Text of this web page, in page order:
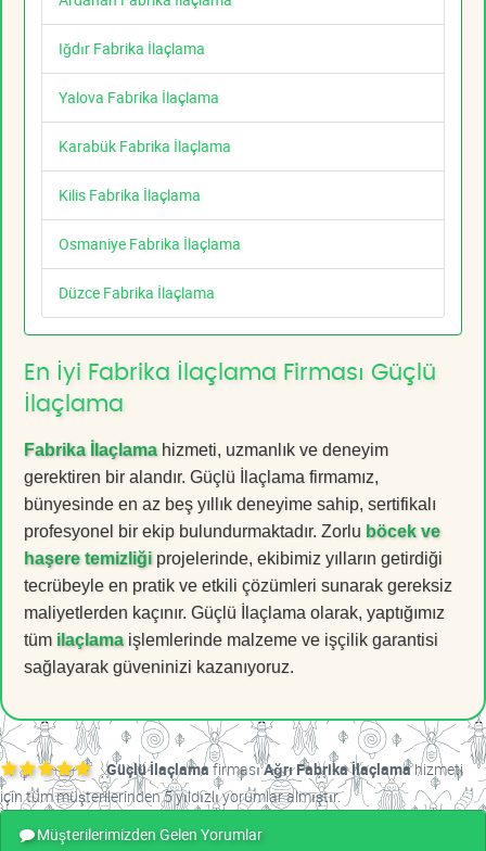
Iğdır Fabrika İlaçlama
Yalova Fabrika İlaçlama
Karabük Fabrika İlaçlama
Kilis Fabrika İlaçlama
Osmaniye Fabrika İlaçlama
Düzce Fabrika İlaçlama
En İyi Fabrika İlaçlama Firması Güçlü
İlaçlama
Fabrika İlaçlamahizmeti, uzmanlık ve deneyim
gerektiren bir alandır. Güçlü İlaçlama firmamız,
bünyesinde en az beş yıllık deneyime sahip, sertifikalı
profesyonel bir ekip bulundurmaktadır. Zorlu böcek ve
haşere temizliği projelerinde, ekibimiz yılların getirdiği
tecrübeyle en pratik ve etkili çözümleri sunarak gereksiz
maliyetlerden kaçınır. Güçlü İlaçlama olarak, yaptığımız
tüm ilaçlamaişlemlerinde malzeme ve işçilik garantisi
sağlayarak güveninizi kazanıyoruz.
Güçlü İlaçlama firmasıAğrı Fabrika İlaçlamahizmeti
için tüm müşterilerinden 5 yıldızlı yorumlar almıştır.
Müşterilerimizden Gelen Yorumlar